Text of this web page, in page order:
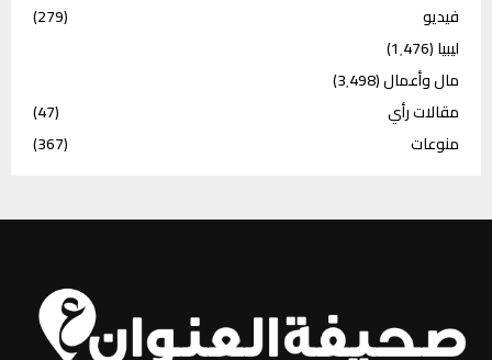
فيديو
(279)
ليبيا(1٬476)
مال وأعمال(3٬498)
مقالات رأي
(47)
منوعات
(367)